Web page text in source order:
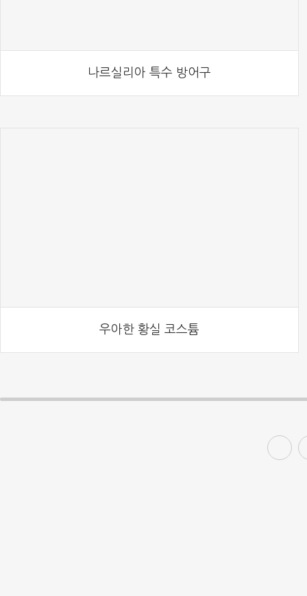
나르실리아 특수 방어구
우아한 황실 코스튬